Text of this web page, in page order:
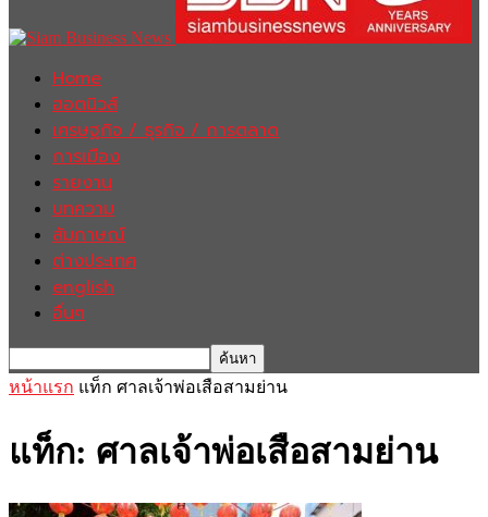
Home
ฮอตนิวส์
เศรษฐกิจ / ธุรกิจ / การตลาด
การเมือง
รายงาน
บทความ
สัมภาษณ์
ต่างประเทศ
english
อื่นๆ
หน้าแรก แท็ก ศาลเจ้าพ่อเสือสามย่าน
แท็ก: ศาลเจ้าพ่อเสือสามย่าน